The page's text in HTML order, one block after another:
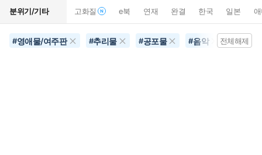
분위기/기타 고화질 e북 연재 완결 한국 일본
#영애물/여주판 #추리물 #공포물 #음악 #영화화
전체해제